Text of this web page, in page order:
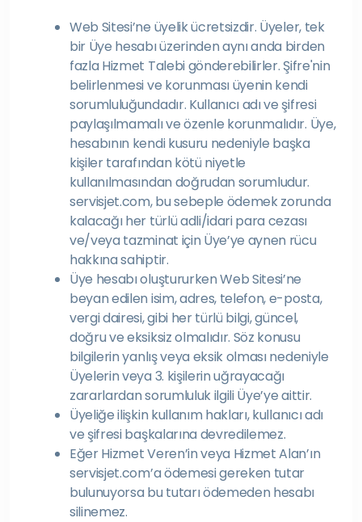
Web Sitesi’ne üyelik ücretsizdir. Üyeler, tek
bir Üye hesabı üzerinden aynı anda birden
fazla Hizmet Talebi gönderebilirler. Şifre'nin
belirlenmesi ve korunması üyenin kendi
sorumluluğundadır. Kullanıcı adı ve şifresi
paylaşılmamalı ve özenle korunmalıdır. Üye,
hesabının kendi kusuru nedeniyle başka
kişiler tarafından kötü niyetle
kullanılmasından doğrudan sorumludur.
servisjet.com, bu sebeple ödemek zorunda
kalacağı her türlü adli/idari para cezası
ve/veya tazminat için Üye’ye aynen rücu
hakkına sahiptir.
Üye hesabı oluştururken Web Sitesi’ne
beyan edilen isim, adres, telefon, e-posta,
vergi dairesi, gibi her türlü bilgi, güncel,
doğru ve eksiksiz olmalıdır. Söz konusu
bilgilerin yanlış veya eksik olması nedeniyle
Üyelerin veya 3. kişilerin uğrayacağı
zararlardan sorumluluk ilgili Üye’ye aittir.
Üyeliğe ilişkin kullanım hakları, kullanıcı adı
ve şifresi başkalarına devredilemez.
Eğer Hizmet Veren’in veya Hizmet Alan’ın
servisjet.com’a ödemesi gereken tutar
bulunuyorsa bu tutarı ödemeden hesabı
silinemez.